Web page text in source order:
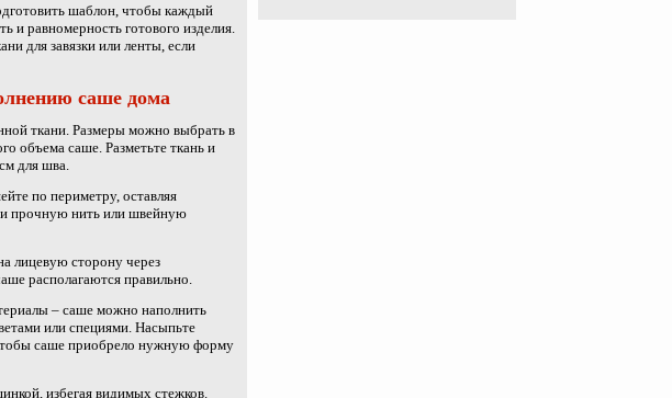
шаблон, чтобы каждый
и равномерность готового изделия.
для завязки или ленты, если
саше дома
ткани. Размеры можно выбрать в
объема саше. Разметьте ткань и
для шва.
по периметру, оставляя
и прочную нить или швейную
лицевую сторону через
располагаются правильно.
– саше можно наполнить
или специями. Насыпьте
саше приобрело нужную форму
избегая видимых стежков.